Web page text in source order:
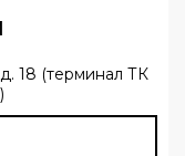
18 (терминал ТК